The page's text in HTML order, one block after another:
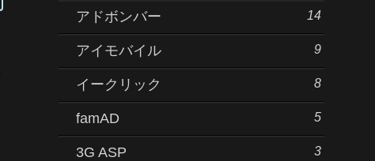
アドボンバー 14
アイモバイル 9
イークリック 8
famAD 5
3G ASP 3